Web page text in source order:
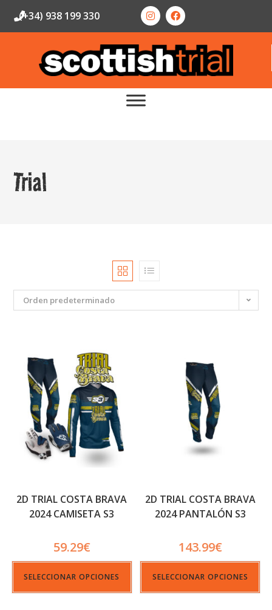
(+34) 938 199 330
Trial
Orden predeterminado
2D TRIAL COSTA BRAVA
2024 CAMISETA S3
59.29€
SELECCIONAR OPCIONES
2D TRIAL COSTA BRAVA
2024 PANTALÓN S3
143.99€
SELECCIONAR OPCIONES